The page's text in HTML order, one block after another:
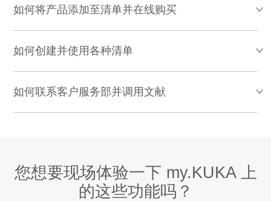
如何将产品添加至清单并在线购买
如何创建并使用各种清单
如何联系客户服务部并调用文献
您想要现场体验一下 my.KUKA 上
的这些功能吗？